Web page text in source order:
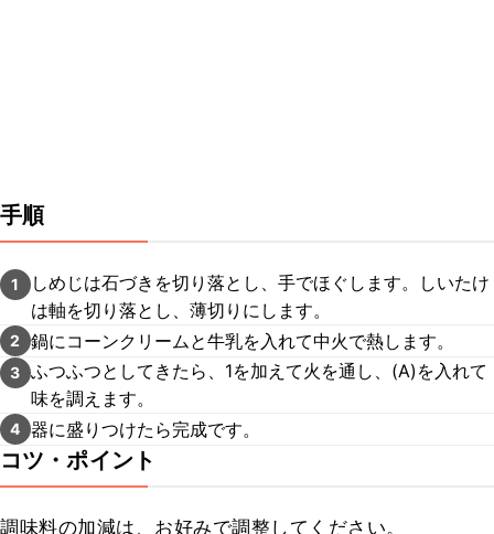
手順
1
しめじは石づきを切り落とし、手でほぐします。しいたけ
は軸を切り落とし、薄切りにします。
2 鍋にコーンクリームと牛乳を入れて中火で熱します。
3 ふつふつとしてきたら、1を加えて火を通し、(A)を入れて
味を調えます。
4 器に盛りつけたら完成です。
コツ・ポイント
調味料の加減は、お好みで調整してください。